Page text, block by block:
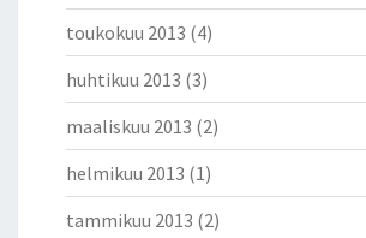
toukokuu 2013 (4)
huhtikuu 2013 (3)
maaliskuu 2013 (2)
helmikuu 2013 (1)
tammikuu 2013 (2)